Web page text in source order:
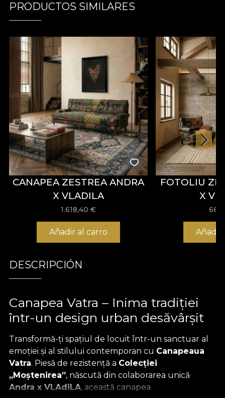
PRODUCTOS SIMILARES
CANAPEA ZESTREA ANDRA
X VLADILA
1.618,40€
Añadir al carro
FOTOLIU
X
Añadir
DESCRIPCIÓN
Canapea Vatra – Inima tradiției
într-un design urban desăvârșit
Transformă-ți spațiul de locuit într-un sanctuar al
emoției și al stilului contemporan cu Canapeaua
Vatra. Piesă de rezistență a Colecției
„Moștenirea”, născută din colaborarea unică
Andra x VLAdiLA, această canapea